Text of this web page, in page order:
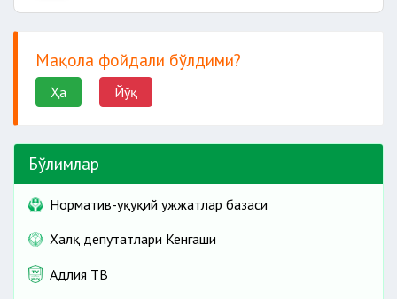
Мақола фойдали бўлдими?
Ҳа Йўқ
Бўлимлар
Норматив-ҳуқуқий ҳужжатлар базаси
Халқ депутатлари Кенгаши
Адлия ТВ